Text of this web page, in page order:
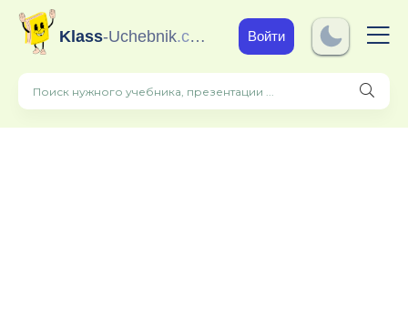
Klass-Uchebnik.com Войти